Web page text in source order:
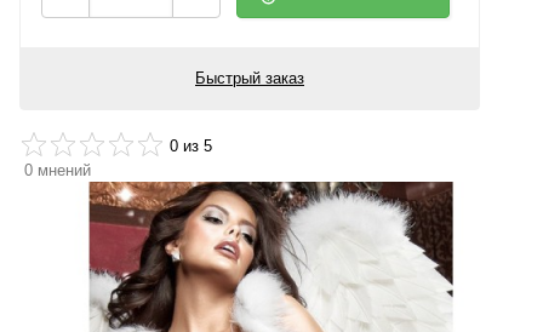
Быстрый заказ
0 из 5
0 мнений